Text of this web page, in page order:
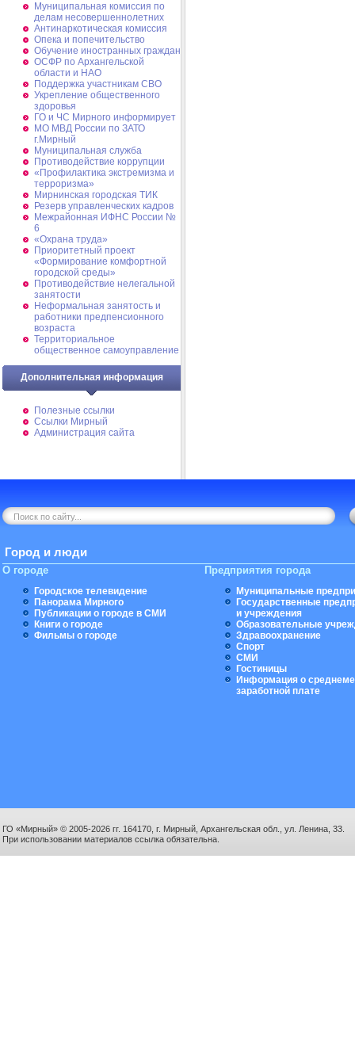
Муниципальная комиссия по
делам несовершеннолетних
Антинаркотическая комиссия
Опека и попечительство
Обучение иностранных граждан
ОСФР по Архангельской
области и НАО
Поддержка участникам СВО
Укрепление общественного
здоровья
ГО и ЧС Мирного информирует
МО МВД России по ЗАТО
г.Мирный
Муниципальная cлужба
Противодействие коррупции
«Профилактика экстремизма и
терроризма»
Мирнинская городская ТИК
Резерв управленческих кадров
Межрайонная ИФНС России №
6
«Охрана труда»
Приоритетный проект
«Формирование комфортной
городской среды»
Противодействие нелегальной
занятости
Неформальная занятость и
работники предпенсионного
возраста
Территориальное
общественное самоуправление
Дополнительная информация
Полезные ссылки
Ссылки Мирный
Администрация сайта
Город и люди
О городе
Городское телевидение
Панорама Мирного
Публикации о городе в СМИ
Книги о городе
Фильмы о городе
Предприятия города
Муниципальные
Государственные
и учреждения
Образовательные
Здравоохранение
Спорт
СМИ
Гостиницы
Информация о
заработной плате
ГО «Мирный» © 2005-2026 гг. 164170, г. Мирный, Архангельская обл., ул. Ленина, 33.
При использовании материалов ссылка обязательна.